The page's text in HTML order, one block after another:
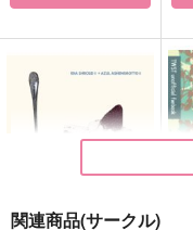
関連商品(サークル)